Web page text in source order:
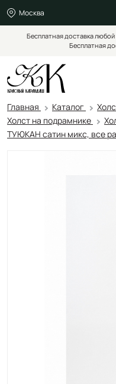
Москва
Бесплатная доставка
Бесплатная
Главная Каталог
Холст на подрамнике
ТУЮКАН сатин микс, все